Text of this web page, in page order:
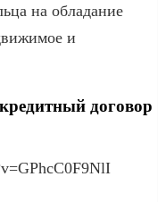
на обладание
и
договор